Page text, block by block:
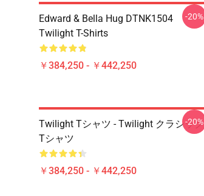
Edward & Bella Hug DTNK1504
Twilight T-Shirts
￥384,250 - ￥442,250
-20%
Twilight Tシャツ - Twilight クラシック
Tシャツ
￥384,250 - ￥442,250
-20%